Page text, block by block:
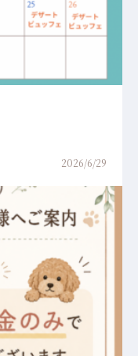
2026/6/29